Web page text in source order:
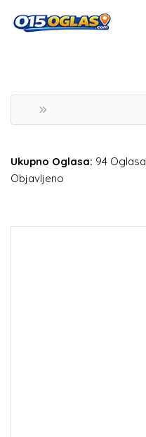
Ukupno Oglasa: 94 Oglasa
Objavljeno